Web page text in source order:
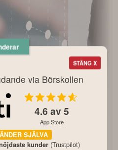
STÄNG X
via Börskollen
4.6 av 5
App Store
SJÄLVA
kunder(Trustpilot)